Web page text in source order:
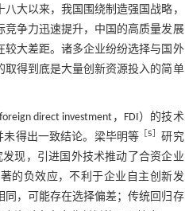
大以来，我国围绕制造强国战略，
争力迅速提升，中国的高质量发展
大差距。诸多企业纷纷选择与国外
得到底是大量创新资源投入的简单
direct investment，FDI）的技术
得出一致结论。梁毕明等 ［5 ］研究
发现，引进国外技术推动了合资企业
的负效应，不利于企业自主创新发
，可能存在选择偏差；传统回归存